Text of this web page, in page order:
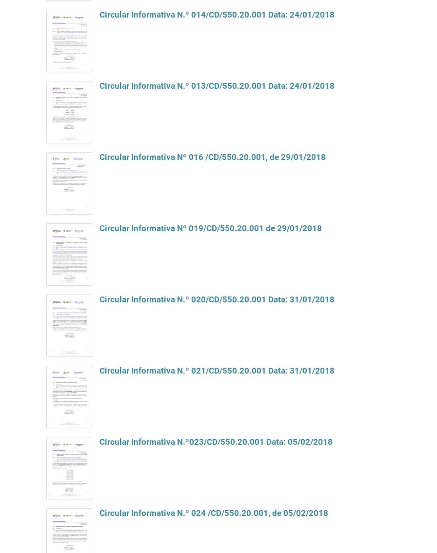
Circular Informativa N.º 014/CD/550.20.001 Data: 24/01/2018
Circular Informativa N.º 013/CD/550.20.001 Data: 24/01/2018
Circular Informativa Nº 016 /CD/550.20.001, de 29/01/2018
Circular Informativa Nº 019/CD/550.20.001 de 29/01/2018
Circular Informativa N.º 020/CD/550.20.001 Data: 31/01/2018
Circular Informativa N.º 021/CD/550.20.001 Data: 31/01/2018
Circular Informativa N.º023/CD/550.20.001 Data: 05/02/2018
Circular Informativa N.º 024 /CD/550.20.001, de 05/02/2018